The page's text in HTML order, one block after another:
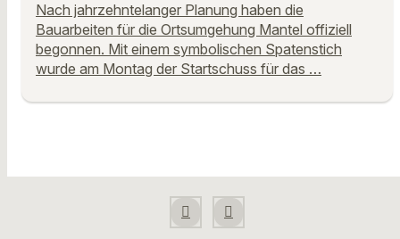
Nach jahrzehntelanger Planung haben die
Bauarbeiten für die Ortsumgehung Mantel offiziell
begonnen. Mit einem symbolischen Spatenstich
wurde am Montag der Startschuss für das …